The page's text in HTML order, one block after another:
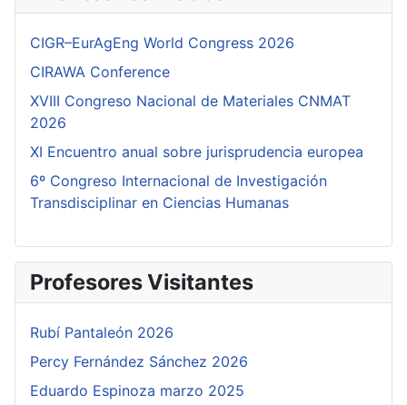
CIGR–EurAgEng World Congress 2026
CIRAWA Conference
XVIII Congreso Nacional de Materiales CNMAT
2026
XI Encuentro anual sobre jurisprudencia europea
6º Congreso Internacional de Investigación
Transdisciplinar en Ciencias Humanas
Profesores Visitantes
Rubí Pantaleón 2026
Percy Fernández Sánchez 2026
Eduardo Espinoza marzo 2025